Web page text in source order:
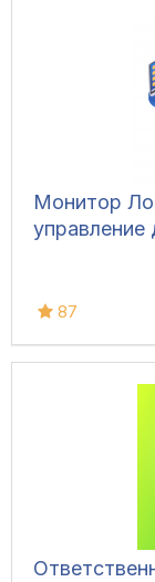
Монитор
управление
87